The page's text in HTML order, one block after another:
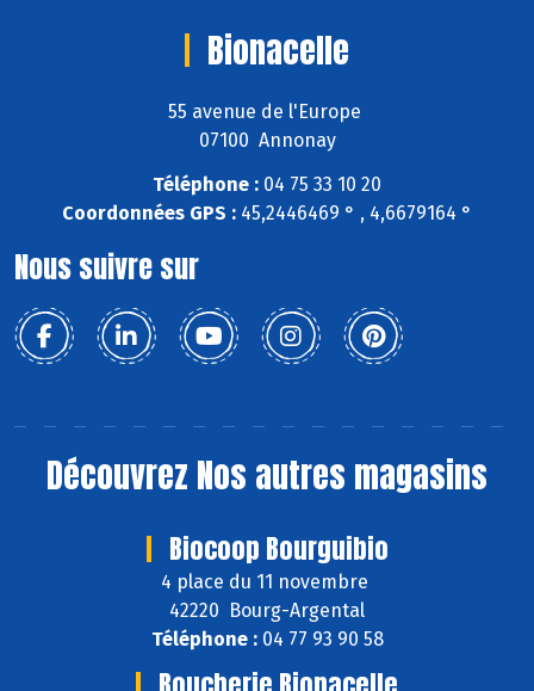
Bionacelle
55 avenue de l'Europe
07100 Annonay
Téléphone : 04 75 33 10 20
Coordonnées GPS : 45,2446469 ° , 4,6679164 °
Nous suivre sur
Découvrez Nos autres magasins
Biocoop Bourguibio
4 place du 11 novembre
42220 Bourg-Argental
Téléphone :04 77 93 90 58